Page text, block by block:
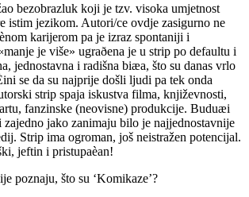
bezobrazluk koji je tzv. visoka umjetnost
istim jezikom. Autori/ce ovdje zasigurno ne
karijerom pa je izraz spontaniji i
je više» ugraðena je u strip po defaultu i
jednostavna i radišna biæa, što su danas vrlo
se da su najprije došli ljudi pa tek onda
strip spaja iskustva filma, književnosti,
fanzinske (neovisne) produkcije. Buduæi
zajedno jako zanimaju bilo je najjednostavnije
Strip ima ogroman, još neistražen potencijal.
jeftin i pristupaèan!
poznaju, što su ‘Komikaze’?